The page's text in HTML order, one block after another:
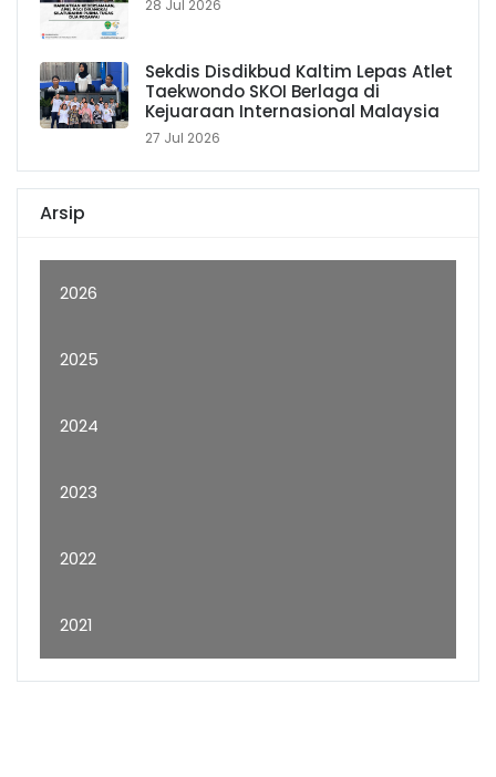
28 Jul 2026
Sekdis Disdikbud Kaltim Lepas Atlet
Taekwondo SKOI Berlaga di
Kejuaraan Internasional Malaysia
27 Jul 2026
Arsip
2026
2025
2024
2023
2022
2021